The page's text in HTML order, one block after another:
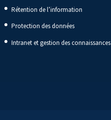
Rétention de l’information
Protection des données
Intranet et gestion des connaissances